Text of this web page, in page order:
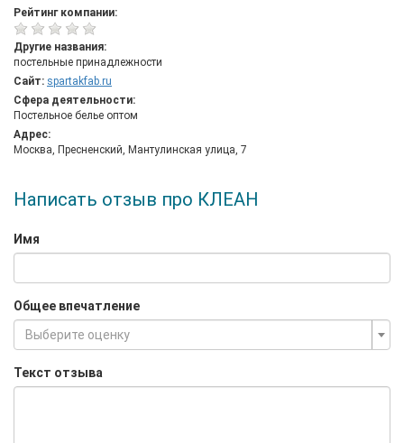
Рейтинг компании:
Другие названия:
постельные принадлежности
Сайт: spartakfab.ru
Сфера деятельности:
Постельное белье оптом
Адрес:
Москва, Пресненский, Мантулинская улица, 7
Написать отзыв про КЛЕАН
Имя
Общее впечатление
Выберите оценку
Текст отзыва